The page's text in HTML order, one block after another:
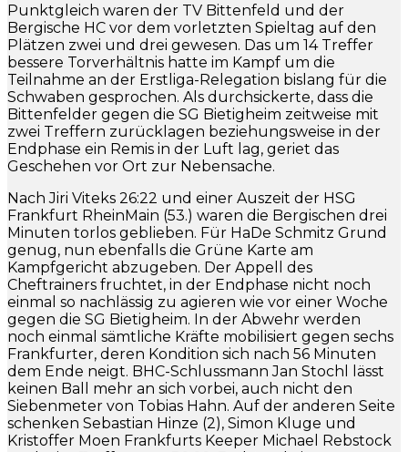
Punktgleich waren der TV Bittenfeld und der
Bergische HC vor dem vorletzten Spieltag auf den
Plätzen zwei und drei gewesen. Das um 14 Treffer
bessere Torverhältnis hatte im Kampf um die
Teilnahme an der Erstliga-Relegation bislang für die
Schwaben gesprochen. Als durchsickerte, dass die
Bittenfelder gegen die SG Bietigheim zeitweise mit
zwei Treffern zurücklagen beziehungsweise in der
Endphase ein Remis in der Luft lag, geriet das
Geschehen vor Ort zur Nebensache.
Nach Jiri Viteks 26:22 und einer Auszeit der HSG
Frankfurt RheinMain (53.) waren die Bergischen drei
Minuten torlos geblieben. Für HaDe Schmitz Grund
genug, nun ebenfalls die Grüne Karte am
Kampfgericht abzugeben. Der Appell des
Cheftrainers fruchtet, in der Endphase nicht noch
einmal so nachlässig zu agieren wie vor einer Woche
gegen die SG Bietigheim. In der Abwehr werden
noch einmal sämtliche Kräfte mobilisiert gegen sechs
Frankfurter, deren Kondition sich nach 56 Minuten
dem Ende neigt. BHC-Schlussmann Jan Stochl lässt
keinen Ball mehr an sich vorbei, auch nicht den
Siebenmeter von Tobias Hahn. Auf der anderen Seite
schenken Sebastian Hinze (2), Simon Kluge und
Kristoffer Moen Frankfurts Keeper Michael Rebstock